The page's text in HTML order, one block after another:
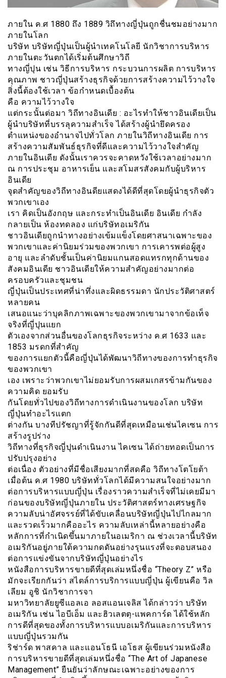
ภายใน ค.ศ 1880 ถึง 1889 วิถึทางญี่ปุ่นถูกชื่นชมอย่างมาก
ภายในโลก
บริษัท บริษัทญี่ปุ่นเป็นผู้นำเทคโนโลยี นักวิชาการบริหาร
ภายในตะวันตกได้เริ่มต้นศึกษาวิถี
ทางญี่ปุน เช่น วิธีการบริหาร กระบวนการผลิต การบริหาร
คุณภาพ ชาวญี่ปุ่นสร้างธุรกิจด้วยการสร้างความไว้วางใจ
สิ่งนี้ต้องใช้เวลา ข้อกำหนดเบื้องต้น
คือ ความไว้วางใจ
แต่กระนั้นต่อมา วิถีทางอินเดีย : อะไรทำให้ชาวอินเดียเป็น
ผู้นำบริษัทที่บรรลุความสำเร็จ ได้สร้างผู้นำยึดครอง
ตำแหน่งของอำนาจไปทั่วโลก ภายในวิถีทางอินเดีย การ
สร้างความสัมพันธ์ธุรกิจที่ดีและความไว้วางใจสำคัญ
ภายในอินเดีย ดังนั้นเราควรจะคาดหวังใช้เวลาอย่างมาก
ณ การประชุม อาหารเย็น และสโมสรสังคมกับผู้บริหาร
อินเดีย
จุดสำคัญของวิถีทางอินดียแสดงได้ดีที่สุดโดยผู้นำธุรกิจตัว
พวกเขาเอง
เรา คิดเป็นอังกฤษ และกระทำเป็นอินเดีย อินเดีย กำลัง
กลายเป็น ห้องทดลอง แก่บริษัทอเมริกัน
ชาวอินเดียถูกนำทางอย่างเข้มแข็งโดยศาสนาเฉพาะของ
พวกเขาและค่านิยมร่วมของพวกเขา การเคารพต่อผู้สูง
อายุ และลำดับชั้นเป็นค่านิยมแกนสอดแทรกทุกด้านของ
สังคมอินเดีย ชาวอินเดียให้ความสำคัญอย่างมากต่อ
ครอบครัวและชุมชน
ญี่ปุ่นเป็นประเทศที่น่าทึ่งและผิดธรรมดา นักประวัติศาสตร์
หลายคน
เสนอแนะว่าบุคลิกภาพเฉพาะของพวกเขามาจากข้อเท็จ
จริงที่ญี่ปุนแยก
ตัวเองจากส่วนอื่นของโลกธุรกิจระหว่าง ค.ศ 1633 และ
1853 มรดกที่สำคัญ
ของการแยกตัวนี้คือญี่ปุ่นได้พัฒนาวิถีทางของการทำธุรกิจ
ของพวกเขา
เอง เพราะว่าพวกเขาไม่ยอมรับการผสมเกสรข้ามกันของ
ความคิด ยอมรับ
กันโดยทั่วไปของวิถีทางการดำเนินงานของโลก บริษัท
ญี่ปุ่นทำอะไรแตก
ต่างกัน บางทีปรัชญาที่รู้จักกันดีที่สุดเหมือนเช่นไคเซน การ
สร้างรูปร่าง
วิถีทางที่ธุรกิจญี่ปุนดำเนินงาน ไคเซน ได้ถ่ายทอดเป็นการ
ปรับปรุงอย่าง
ต่อเนื่อง ตัวอย่างที่มีชื่อเสียงมากที่สดคือ วิถีทางโตโยต้า
เมื่อต้น ค.ศ 1980 บริษัททั่วโลกได้มีความสนใจอย่างมาก
ต่อการบริหารแบบญี่ปุ่น เรื่องราวความสำเร็จที่ไม่เคยมีมา
ก่อนของบริษัทญี่ปุ่นภายใน ประวัติศาสตร์ทางเศรษฐกิจ
ความลับน่าอัศจรรย์ที่ได้ขับเคลื่อนบริษัทญี่ปุ่นไปไกลมาก
และรวดเร็วมากคืออะไร ความลับเหล่านี้หลายอย่างคือ
หลักการที่กำเนิดขึ้นมาภายในอเมริกา ณ ช่วงเวลานี้บริษัท
อเมริกันอยู่ภายใต้ความกดดันอย่างรุนแรงที่จะตอบสนอง
ต่อการแข่งขันจากบริษัทญี่ปุ่นอย่างไร
หนังสือการบริหารขายดีที่สุดเล่มหนึ่งชื่อ “Theory Z” หรือ
มักจะเรียกกันว่า สไตล์การบริการแบบญี่ปุ่น ผู้เขียนคือ วิล
เลียม อูชิ นักวิชาการจา
มหาวิทยาลัยยูซีแอลเอ ลอสแอนเจลิส ได้กล่าวว่า บริษัท
อเมริกัน เช่น ไอบีเอ็ม และฮิวเลตตฺ-แพคการ์ด ได้ใช้หลัก
การดีที่สุดของทั้งการบริหารแบบอเมริกันและการบริหาร
แบบญี่ปุ่นรวมกัน
ริช่าร์ด พาสคาล และแอนโธนี เอโธส ผู้เขียนร่วมหนังสือ
การบริหารขายดีที่สุดเล่มหนึ่งชื่อ “The Art of Japanese
Management” ยืนยันว่าลักษณะเฉพาะอย่างของการ